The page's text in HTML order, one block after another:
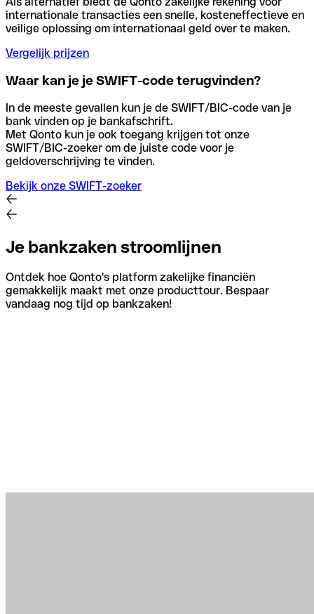
internationale transacties een snelle, kosteneffectieve en
veilige oplossing om internationaal geld over te maken.
Vergelijk prijzen
Waar kan je je SWIFT-code terugvinden?
In de meeste gevallen kun je de SWIFT/BIC-code van je
bank vinden op je bankafschrift.
Met Qonto kun je ook toegang krijgen tot onze
SWIFT/BIC-zoeker om de juiste code voor je
geldoverschrijving te vinden.
Bekijk onze SWIFT-zoeker
Je bankzaken stroomlijnen
Ontdek hoe Qonto's platform zakelijke financiën
gemakkelijk maakt met onze producttour. Bespaar
vandaag nog tijd op bankzaken!